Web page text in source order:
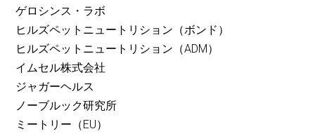
ゲロシンス・ラボ
ヒルズペットニュートリション（ボンド）
ヒルズペットニュートリション（ADM）
イムセル株式会社
ジャガーヘルス
ノーブルック研究所
ミートリー（EU）